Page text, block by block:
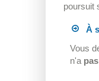
poursuit
À
Vous
n'a